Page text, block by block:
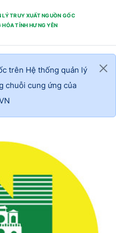
LÝ TRUY XUẤT NGUỒN GỐC
HÓA TỈNH HƯNG YÊN
trên Hệ thống quản lý
chuỗi cung ứng của